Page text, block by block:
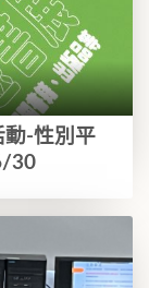
動-性別平
30